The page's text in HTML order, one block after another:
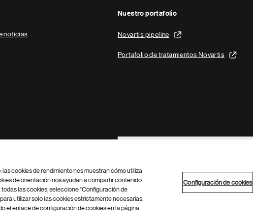
noticias
Nuestro portafolio
Novartis pipeline
Portafolio de tratamientos Novartis
Footer Site Search
Configuración de cookies Mapa del sitio
cookies de rendimiento nos muestran cómo utiliza
de orientación nos ayudan a compartir contenido
las cookies, seleccione "Configuración de
utilizar solo las cookies estrictamente necesarias.
el enlace de configuración de cookies en la página
Configuración de cookies